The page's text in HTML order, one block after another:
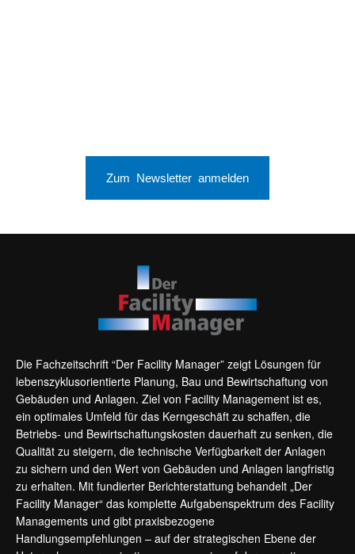
Zum Newsletter anmelden
Die Fachzeitschrift “Der Facility Manager” zeigt Lösungen für
lebenszyklusorientierte Planung, Bau und Bewirtschaftung von
Gebäuden und Anlagen. Ziel von Facility Management ist es,
ein optimales Umfeld für das Kerngeschäft zu schaffen, die
Betriebs- und Bewirtschaftungskosten dauerhaft zu senken, die
Qualität zu steigern, die technische Verfügbarkeit der Anlagen
zu sichern und den Wert von Gebäuden und Anlagen langfristig
zu erhalten. Mit fundierter Berichterstattung behandelt „Der
Facility Manager“ das komplette Aufgabenspektrum des Facility
Managements und gibt praxisbezogene
Handlungsempfehlungen – auf der strategischen Ebene der